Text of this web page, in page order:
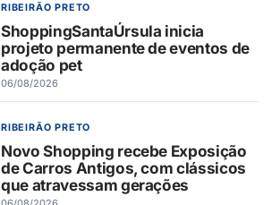
RIBEIRÃO PRETO
ShoppingSantaÚrsula inicia
projeto permanente de eventos de
adoção pet
06/08/2026
RIBEIRÃO PRETO
Novo Shopping recebe Exposição
de Carros Antigos, com clássicos
que atravessam gerações